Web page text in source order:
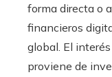
forma directa o
financieros
global. El
proviene de